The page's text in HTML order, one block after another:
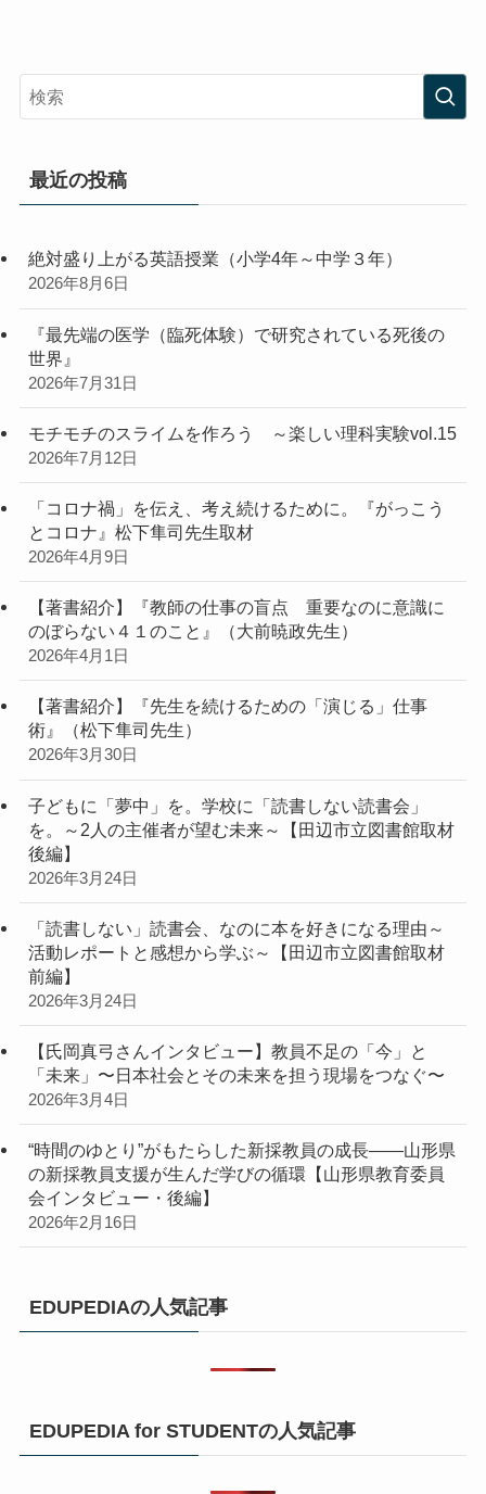
最近の投稿
絶対盛り上がる英語授業（小学4年～中学３年）
2026年8月6日
『最先端の医学（臨死体験）で研究されている死後の
世界』
2026年7月31日
モチモチのスライムを作ろう ～楽しい理科実験vol.15
2026年7月12日
「コロナ禍」を伝え、考え続けるために。『がっこう
とコロナ』松下隼司先生取材
2026年4月9日
【著書紹介】『教師の仕事の盲点 重要なのに意識に
のぼらない４１のこと』（大前暁政先生）
2026年4月1日
【著書紹介】『先生を続けるための「演じる」仕事
術』（松下隼司先生）
2026年3月30日
子どもに「夢中」を。学校に「読書しない読書会」
を。～2人の主催者が望む未来～【田辺市立図書館取材
後編】
2026年3月24日
「読書しない」読書会、なのに本を好きになる理由～
活動レポートと感想から学ぶ～【田辺市立図書館取材
前編】
2026年3月24日
【氏岡真弓さんインタビュー】教員不足の「今」と
「未来」〜日本社会とその未来を担う現場をつなぐ〜
2026年3月4日
“時間のゆとり”がもたらした新採教員の成長――山形県
の新採教員支援が生んだ学びの循環【山形県教育委員
会インタビュー・後編】
2026年2月16日
EDUPEDIAの人気記事
EDUPEDIA for STUDENTの人気記事